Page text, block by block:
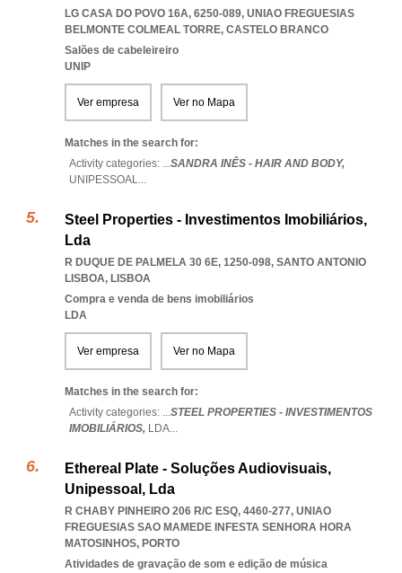
LG CASA DO POVO 16A, 6250-089, UNIAO FREGUESIAS
BELMONTE COLMEAL TORRE, CASTELO BRANCO
Salões de cabeleireiro
UNIP
Ver empresa Ver no Mapa
Matches in the search for:
Activity categories: ...SANDRA INÊS - HAIR AND BODY,
UNIPESSOAL...
Steel Properties - Investimentos Imobiliários,
Lda
R DUQUE DE PALMELA 30 6E, 1250-098, SANTO ANTONIO
LISBOA, LISBOA
Compra e venda de bens imobiliários
LDA
Ver empresa Ver no Mapa
Matches in the search for:
Activity categories: ...STEEL PROPERTIES - INVESTIMENTOS
IMOBILIÁRIOS, LDA...
Ethereal Plate - Soluções Audiovisuais,
Unipessoal, Lda
R CHABY PINHEIRO 206 R/C ESQ, 4460-277, UNIAO
FREGUESIAS SAO MAMEDE INFESTA SENHORA HORA
MATOSINHOS, PORTO
Atividades de gravação de som e edição de música